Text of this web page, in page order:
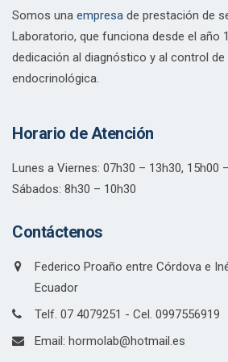
Somos una empresa de prestación de
Laboratorio, que funciona desde el año
dedicación al diagnóstico y al control
endocrinológica.
Horario de Atención
Lunes a Viernes: 07h30 – 13h30, 15h00
Sábados: 8h30 – 10h30
Contáctenos
Federico Proaño entre Córdova e
Ecuador
Telf. 07 4079251 - Cel. 0997556919
Email: hormolab@hotmail.es